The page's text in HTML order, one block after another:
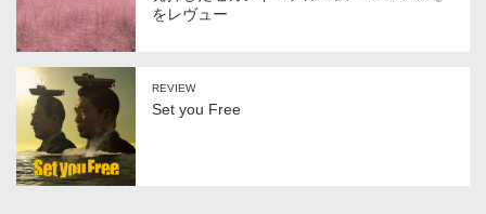
をレヴュー
REVIEW
Set you Free